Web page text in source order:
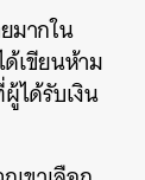
มากใน
เขียนห้าม
ได้รับเงิน